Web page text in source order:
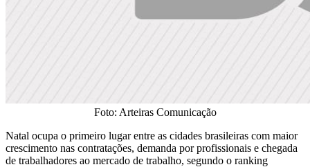
Foto: Arteiras Comunicação
Natal ocupa o primeiro lugar entre as cidades brasileiras com maior
crescimento nas contratações, demanda por profissionais e chegada
de trabalhadores ao mercado de trabalho, segundo o ranking